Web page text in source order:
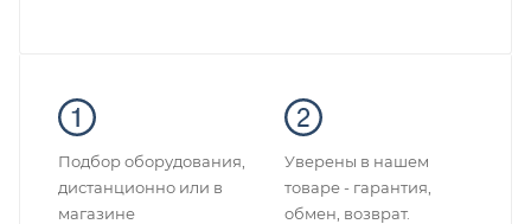
Подбор оборудования,
дистанционно или в
магазине
Уверены в нашем
товаре - гарантия,
обмен, возврат.